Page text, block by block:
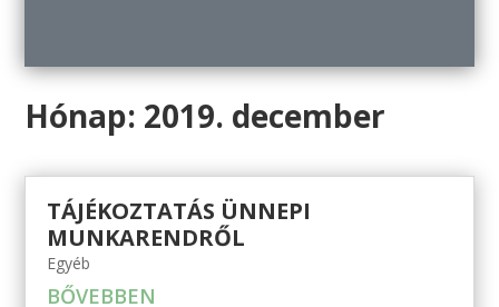
Hónap: 2019. december
TÁJÉKOZTATÁS ÜNNEPI
MUNKARENDRŐL
Egyéb
BŐVEBBEN